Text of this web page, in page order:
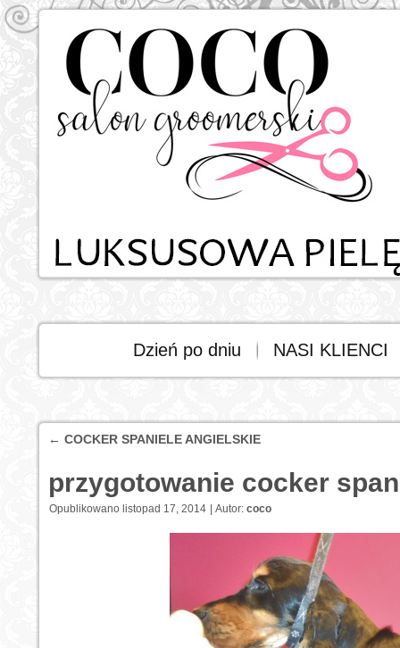
Dzień po dniu NASI KLIENCI
← COCKER SPANIELE ANGIELSKIE
przygotowanie cocker
Opublikowano listopad 17, 2014 Autor: coco